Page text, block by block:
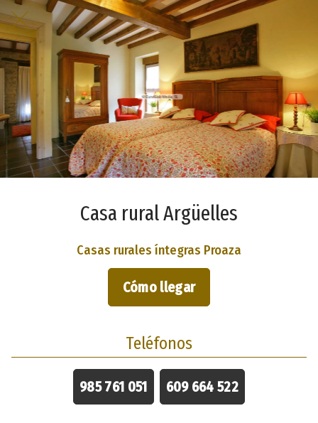
Casa rural Argüelles
Casas rurales íntegras Proaza
Cómo llegar
Teléfonos
985 761 051 609 664 522